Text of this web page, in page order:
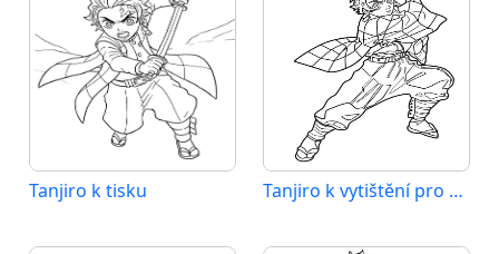
Tanjiro k tisku Tanjiro k vytištění pro děti